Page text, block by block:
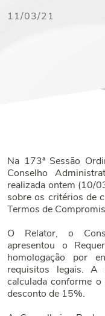
11/03/21
Na 173ª Sessão
Conselho
realizada ontem (10/
sobre os critérios de
Termos de
O Relator, o
apresentou o
homologação por
requisitos legais. A
calculada conforme
desconto de 15%.